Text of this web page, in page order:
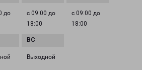
до
с 09:00 до
18:00
с 09:00 до
18:00
Выходной